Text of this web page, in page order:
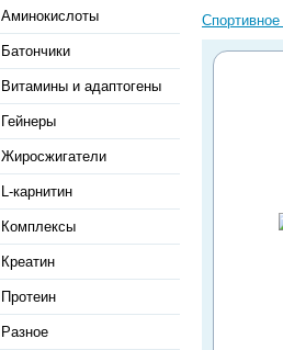
Аминокислоты
Батончики
Витамины и адаптогены
Гейнеры
Жиросжигатели
L-карнитин
Комплексы
Креатин
Протеин
Разное
Спортивное